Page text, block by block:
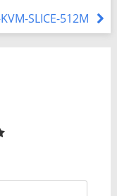
SLICE-512M